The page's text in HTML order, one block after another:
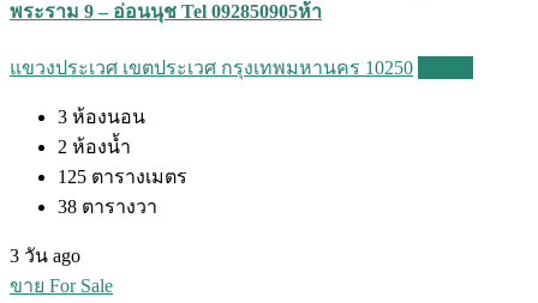
พระราม 9 – อ่อนนุช Tel 092850905ห้า
แขวงประเวศ เขตประเวศ กรุงเทพมหานคร 10250
3 ห้องนอน
2 ห้องน้ำ
125 ตารางเมตร
38 ตารางวา
3 วัน ago
ขาย For Sale